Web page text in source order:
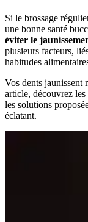
Si le brossage
une bonne santé
éviter le
plusieurs facteurs,
habitudes
Vos dents jaunissent
article, découvrez les
les solutions
éclatant.